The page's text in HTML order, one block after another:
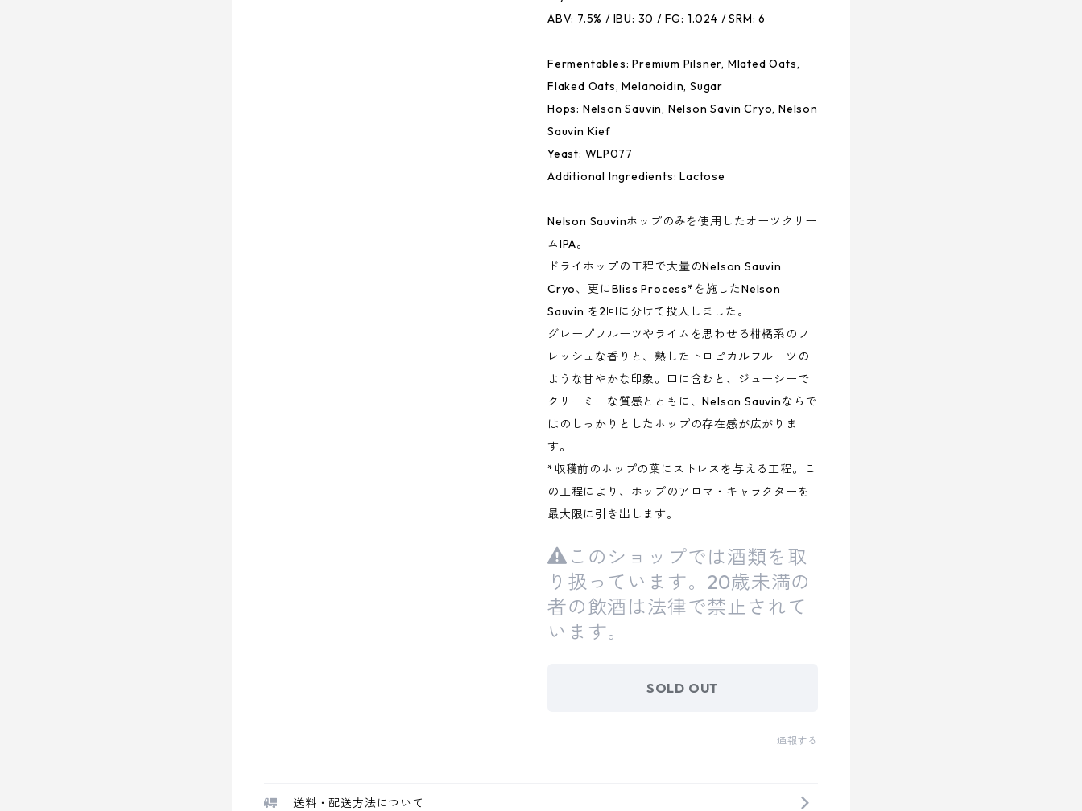
ABV: 7.5% / IBU: 30 / FG: 1.024 / SRM: 6
Fermentables: Premium Pilsner, Mlated Oats,
Flaked Oats, Melanoidin, Sugar
Hops: Nelson Sauvin, Nelson Savin Cryo, Nelson
Sauvin Kief
Yeast: WLP077
Additional Ingredients: Lactose
Nelson Sauvinホップのみを使用したオーツクリー
ムIPA。
ドライホップの工程で大量のNelson Sauvin
Cryo、更にBliss Process*を施したNelson
Sauvin を2回に分けて投入しました。
グレープフルーツやライムを思わせる柑橘系のフ
レッシュな香りと、熟したトロピカルフルーツの
ような甘やかな印象。口に含むと、ジューシーで
クリーミーな質感とともに、Nelson Sauvinならで
はのしっかりとしたホップの存在感が広がりま
す。
*収穫前のホップの葉にストレスを与える工程。こ
の工程により、ホップのアロマ・キャラクターを
最大限に引き出します。
このショップでは酒類を取
り扱っています。20歳未満の
者の飲酒は法律で禁止されて
います。
SOLD OUT
通報する
送料・配送方法について